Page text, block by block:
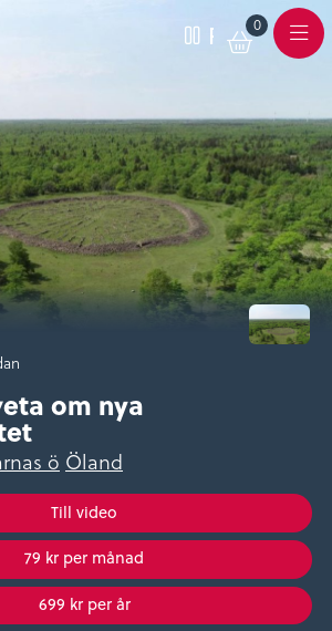
PausaVarukorg
0
Meny
om nya
ö Öland
Till video
79 kr per månad
699 kr per år